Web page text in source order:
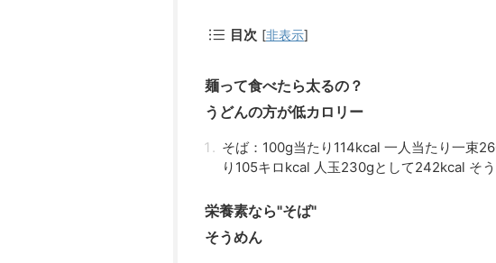
目次 [非表示]
麺って食べたら太るの？
うどんの方が低カロリー
そば：100g当たり114kcal 一人当たり一束
り105キロkcal 人玉230gとして242kcal そ
栄養素なら"そば"
そうめん